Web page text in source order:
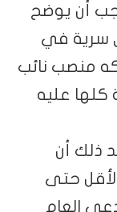
أن يوضح
سرية في
منصب نائب
كلها عليه
ذلك أن
حتى
العام